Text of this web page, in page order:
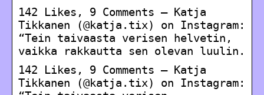
142 Likes, 9 Comments – Katja
Tikkanen (@katja.tix) on Instagram:
“Tein taivaasta verisen helvetin,
vaikka rakkautta sen olevan luulin.
142 Likes, 9 Comments – Katja
Tikkanen (@katja.tix) on Instagram: